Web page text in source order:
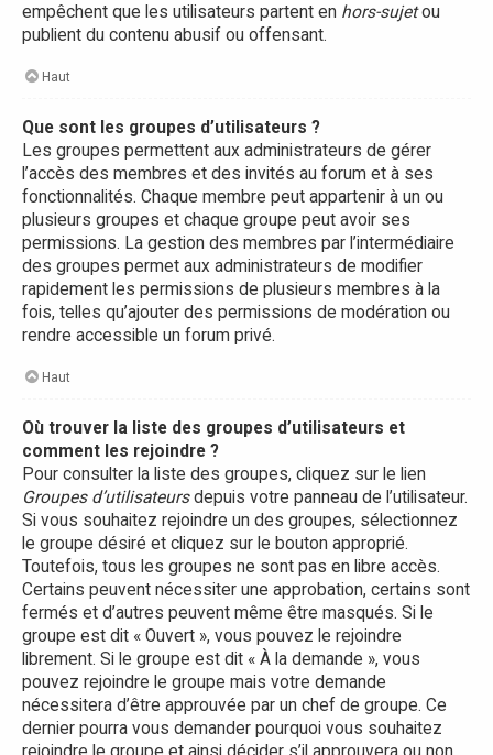
empêchent que les utilisateurs partent en hors-sujetou
publient du contenu abusif ou offensant.
Haut
Que sont les groupes d’utilisateurs ?
Les groupes permettent aux administrateurs de gérer
l’accès des membres et des invités au forum et à ses
fonctionnalités. Chaque membre peut appartenir à un ou
plusieurs groupes et chaque groupe peut avoir ses
permissions. La gestion des membres par l’intermédiaire
des groupes permet aux administrateurs de modifier
rapidement les permissions de plusieurs membres à la
fois, telles qu’ajouter des permissions de modération ou
rendre accessible un forum privé.
Haut
Où trouver la liste des groupes d’utilisateurs et
comment les rejoindre ?
Pour consulter la liste des groupes, cliquez sur le lien
Groupes d’utilisateursdepuis votre panneau de l’utilisateur.
Si vous souhaitez rejoindre un des groupes, sélectionnez
le groupe désiré et cliquez sur le bouton approprié.
Toutefois, tous les groupes ne sont pas en libre accès.
Certains peuvent nécessiter une approbation, certains sont
fermés et d’autres peuvent même être masqués. Si le
groupe est dit « Ouvert », vous pouvez le rejoindre
librement. Si le groupe est dit « À la demande », vous
pouvez rejoindre le groupe mais votre demande
nécessitera d’être approuvée par un chef de groupe. Ce
dernier pourra vous demander pourquoi vous souhaitez